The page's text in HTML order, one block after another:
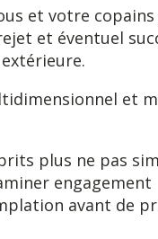
et votre
et éventuel
et
plus ne pas
engagement
avant de